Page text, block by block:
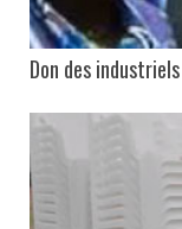
Don des